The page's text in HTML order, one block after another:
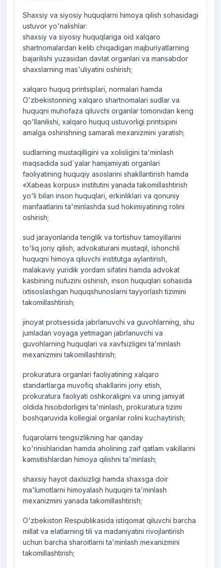
Shaxsiy va siyosiy huquqlarni himoya qilish sohasidagi
ustuvor yo'nalishlar:
shaxsiy va siyosiy huquqlariga oid xalqaro
shartnomalardan kelib chiqadigan majburiyatlarning
bajarilishi yuzasidan davlat organlari va mansabdor
shaxslarning mas'uliyatini oshirish;
xalqaro huquq printsiplari, normalari hamda
O'zbekistonning xalqaro shartnomalari sudlar va
huquqni muhofaza qiluvchi organlar tomonidan keng
qo'llanilishi, xalqaro huquq ustuvorligi printsipini
amalga oshirishning samarali mexanizmini yaratish;
sudlarning mustaqilligini va xolisligini ta'minlash
maqsadida sud`yalar hamjamiyati organlari
faoliyatining huquqiy asoslarini shakllantirish hamda
«Xabeas korpus» institutini yanada takomillashtirish
yo'li bilan inson huquqlari, erkinliklari va qonuniy
manfaatlarini ta'minlashda sud hokimiyatining rolini
oshirish;
sud jarayonlarida tenglik va tortishuv tamoyillarini
to'liq joriy qilish, advokaturani mustaqil, ishonchli
huquqni himoya qiluvchi institutga aylantirish,
malakaviy yuridik yordam sifatini hamda advokat
kasbining nufuzini oshirish, inson huquqlari sohasida
ixtisoslashgan huquqshunoslarni tayyorlash tizimini
takomillashtirish;
jinoyat protsessida jabrlanuvchi va guvohlarning, shu
jumladan voyaga yetmagan jabrlanuvchi va
guvohlarning huquqlari va xavfsizligini ta'minlash
mexanizmini takomillashtirish;
prokuratura organlari faoliyatining xalqaro
standartlarga muvofiq shakllarini joriy etish,
prokuratura faoliyati oshkoraligini va uning jamiyat
oldida hisobdorligini ta'minlash, prokuratura tizimi
boshqaruvida kollegial organlar rolini kuchaytirish;
fuqarolarni tengsizlikning har qanday
ko'rinishlaridan hamda aholining zaif qatlam vakillarini
kamsitishlardan himoya qilishni ta'minlash;
shaxsiy hayot daxlsizligi hamda shaxsga doir
ma'lumotlarni himoyalash huquqini ta'minlash
mexanizmini yanada takomillashtirish;
O'zbekiston Respublikasida istiqomat qiluvchi barcha
millat va elatlarning tili va madaniyatini rivojlantirish
uchun barcha sharoitlarni ta'minlash mexanizmini
takomillashtirish;